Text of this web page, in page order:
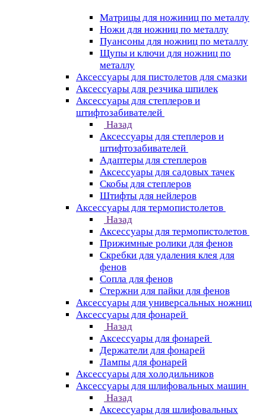
Матрицы для ножиниц по металлу
Ножи для ножниц по металлу
Пуансоны для ножниц по металлу
Щупы и ключи для ножниц по
металлу
Аксессуары для пистолетов для смазки
Аксессуары для резчика шпилек
Аксессуары для степлеров и
штифтозабивателей
Назад
Аксессуары для степлеров и
штифтозабивателей
Адаптеры для степлеров
Аксессуары для садовых тачек
Скобы для степлеров
Штифты для нейлеров
Аксессуары для термопистолетов
Назад
Аксессуары для термопистолетов
Прижимные ролики для фенов
Скребки для удаления клея для
фенов
Сопла для фенов
Стержни для пайки для фенов
Аксессуары для универсальных ножниц
Аксессуары для фонарей
Назад
Аксессуары для фонарей
Держатели для фонарей
Лампы для фонарей
Аксессуары для холодильников
Аксессуары для шлифовальных машин
Назад
Аксессуары для шлифовальных